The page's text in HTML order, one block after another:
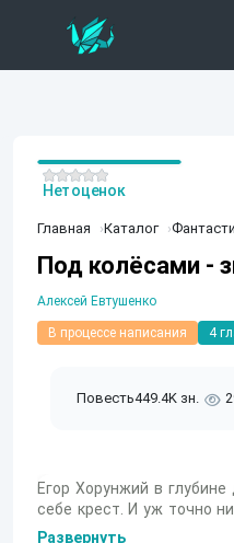
Главная Каталог
Под колёсами -
Алексей Евтушенко
В процессе написания 4
Повесть449.4K зн.
Нет оценок
Егор Хорунжий в
себе крест. И уж точно
представителями,
Развернуть